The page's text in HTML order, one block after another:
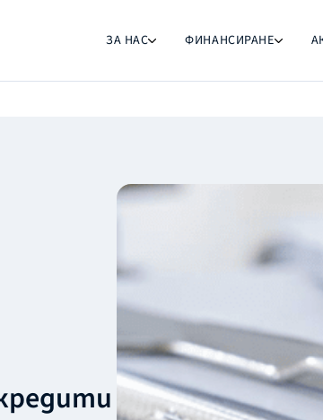
ЗА НАС ФИНАНСИРАНЕ